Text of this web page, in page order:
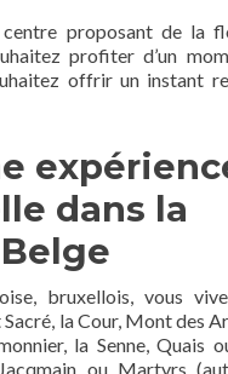
centre proposant de la
profiter d’un
offrir un instant
dans la
bruxellois, vous
la Cour, Mont des
la Senne, Quais
ou Martyrs